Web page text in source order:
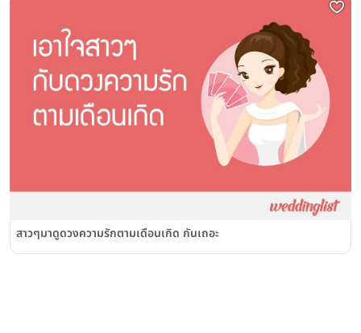
สาวๆมาดูดวงความรักตามเดือนเกิด กันเถอะ